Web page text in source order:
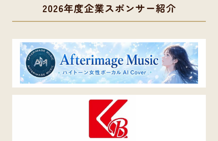
2026年度企業スポンサー紹介